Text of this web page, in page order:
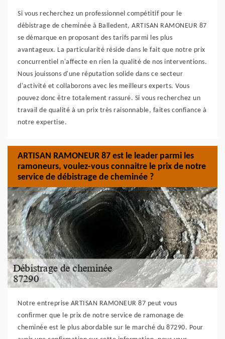
Si vous recherchez un professionnel compétitif pour le
débistrage de cheminée à Balledent, ARTISAN RAMONEUR 87
se démarque en proposant des tarifs parmi les plus
avantageux. La particularité réside dans le fait que notre prix
concurrentiel n'affecte en rien la qualité de nos interventions.
Nous jouissons d'une réputation solide dans ce secteur
d'activité et collaborons avec les meilleurs experts. Vous
pouvez donc être totalement rassuré. Si vous recherchez un
travail de qualité à un prix très raisonnable, faites confiance à
notre expertise.
ARTISAN RAMONEUR 87 est le leader parmi les
ramoneurs, voulez-vous connaitre le prix de notre
service de débistrage de cheminée ?
Notre entreprise ARTISAN RAMONEUR 87 peut vous
confirmer que le prix de notre service de ramonage de
cheminée est le plus abordable sur le marché du 87290. Pour